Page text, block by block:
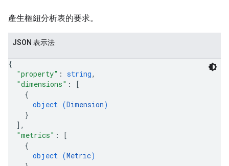
產生樞紐分析表的要求。
JSON 表示法
{
"property" : string,
"dimensions" :
[
{
object (Dimension)
}
] ,
"metrics" :
[
{
object (Metric)